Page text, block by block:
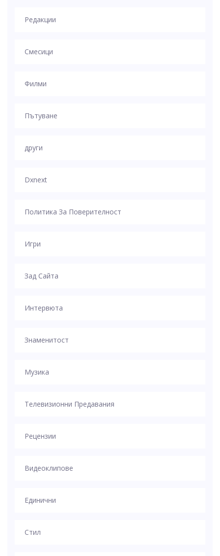
Редакции
Смесици
Филми
Пътуване
други
Dxnext
Политика За Поверителност
Игри
Зад Сайта
Интервюта
Знаменитост
Музика
Телевизионни Предавания
Рецензии
Видеоклипове
Единични
Стил